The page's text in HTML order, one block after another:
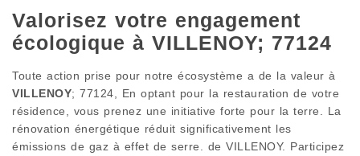
Valorisez votre engagement
écologique à VILLENOY; 77124
Toute action prise pour notre écosystème a de la valeur à
VILLENOY; 77124, En optant pour la restauration de votre
résidence, vous prenez une initiative forte pour la terre. La
rénovation énergétique réduit significativement les
émissions de gaz à effet de serre. de VILLENOY. Participez